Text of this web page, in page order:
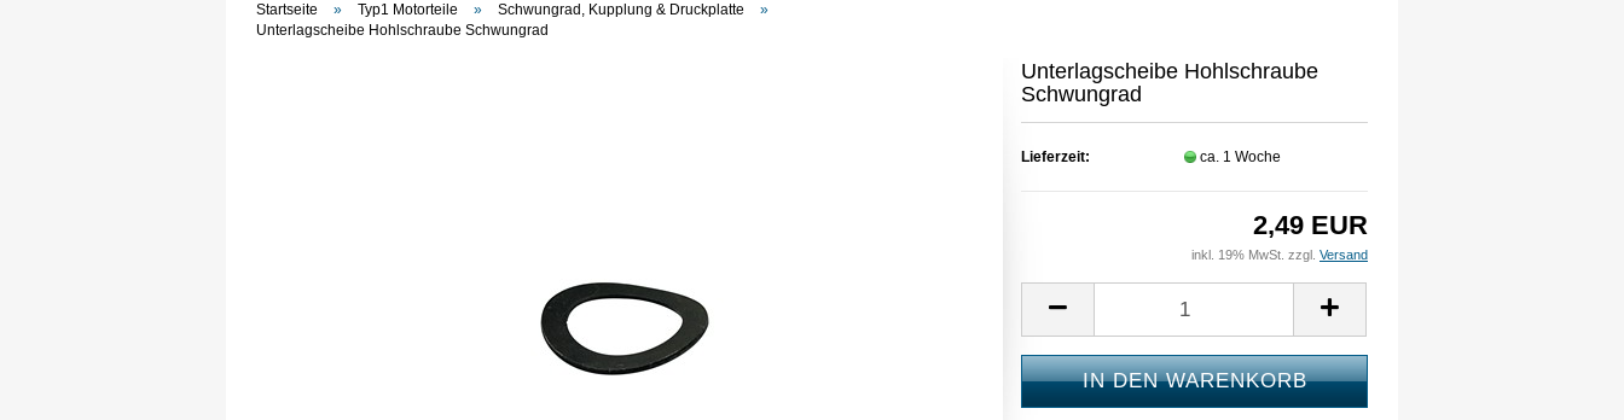
Passwort vergessen?
Startseite » Typ1 Motorteile » Schwungrad, Kupplung & Druckplatte
»
Unterlagscheibe Hohlschraube Schwungrad
Unterlagscheibe Hohlschraube
Schwungrad
Lieferzeit: ca. 1 Woche
2,49 EUR
inkl. 19% MwSt. zzgl. Versand